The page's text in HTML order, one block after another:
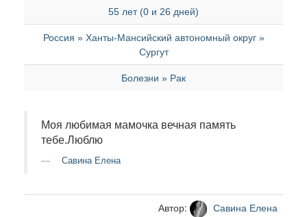
55 лет (0 и 26 дней)
Россия » Ханты-Мансийский автономный округ »
Сургут
Болезни » Рак
Моя любимая мамочка вечная память
тебе.Люблю
Савина Елена
Автор: Савина Елена